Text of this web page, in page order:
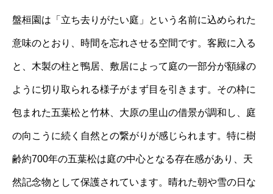
盤桓園は「立ち去りがたい庭」という名前に込められた
意味のとおり、時間を忘れさせる空間です。客殿に入る
と、木製の柱と鴨居、敷居によって庭の一部分が額縁の
ように切り取られる様子がまず目を引きます。その枠に
包まれた五葉松と竹林、大原の里山の借景が調和し、庭
の向こうに続く自然との繋がりが感じられます。特に樹
齢約700年の五葉松は庭の中心となる存在感があり、天
然記念物として保護されています。晴れた朝や雪の日な